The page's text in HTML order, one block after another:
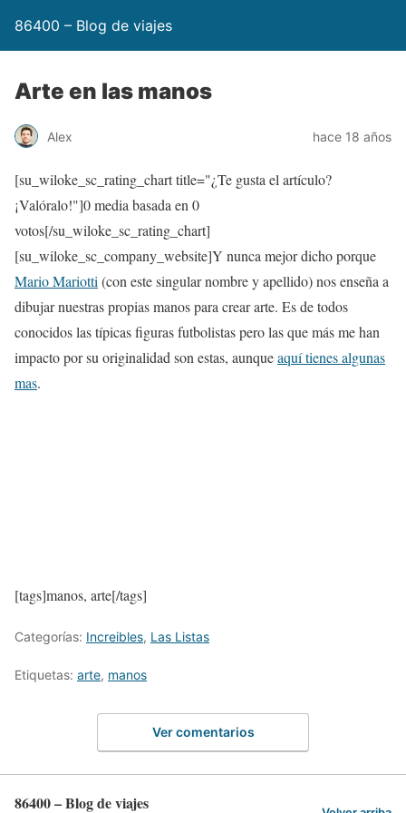
86400 – Blog de viajes
Arte en las manos
Alex hace 18 años
[su_wiloke_sc_rating_chart title="¿Te gusta el artículo?
¡Valóralo!"]0media basada en 0
votos[/su_wiloke_sc_rating_chart]
[su_wiloke_sc_company_website]Y nunca mejor dicho porque
Mario Mariotti (con este singular nombre y apellido) nos enseña a
dibujar nuestras propias manos para crear arte. Es de todos
conocidos las típicas figuras futbolistas pero las que más me han
impacto por su originalidad son estas, aunqueaquí tienes algunas
mas.
[tags]manos, arte[/tags]
Categorías: Increibles, Las Listas
Etiquetas: arte, manos
Ver comentarios
86400 – Blog de viajes